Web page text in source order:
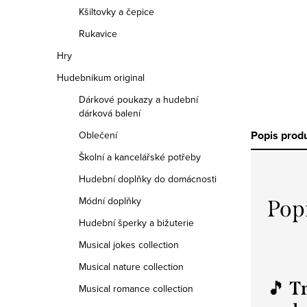
Kšiltovky a čepice
Rukavice
Hry
Hudebnikum original
Dárkové poukazy a hudební
dárková balení
Oblečení
Školní a kancelářské potřeby
Hudební doplňky do domácnosti
Módní doplňky
Hudební šperky a bižuterie
Musical jokes collection
Musical nature collection
Musical romance collection
Popis
🎵